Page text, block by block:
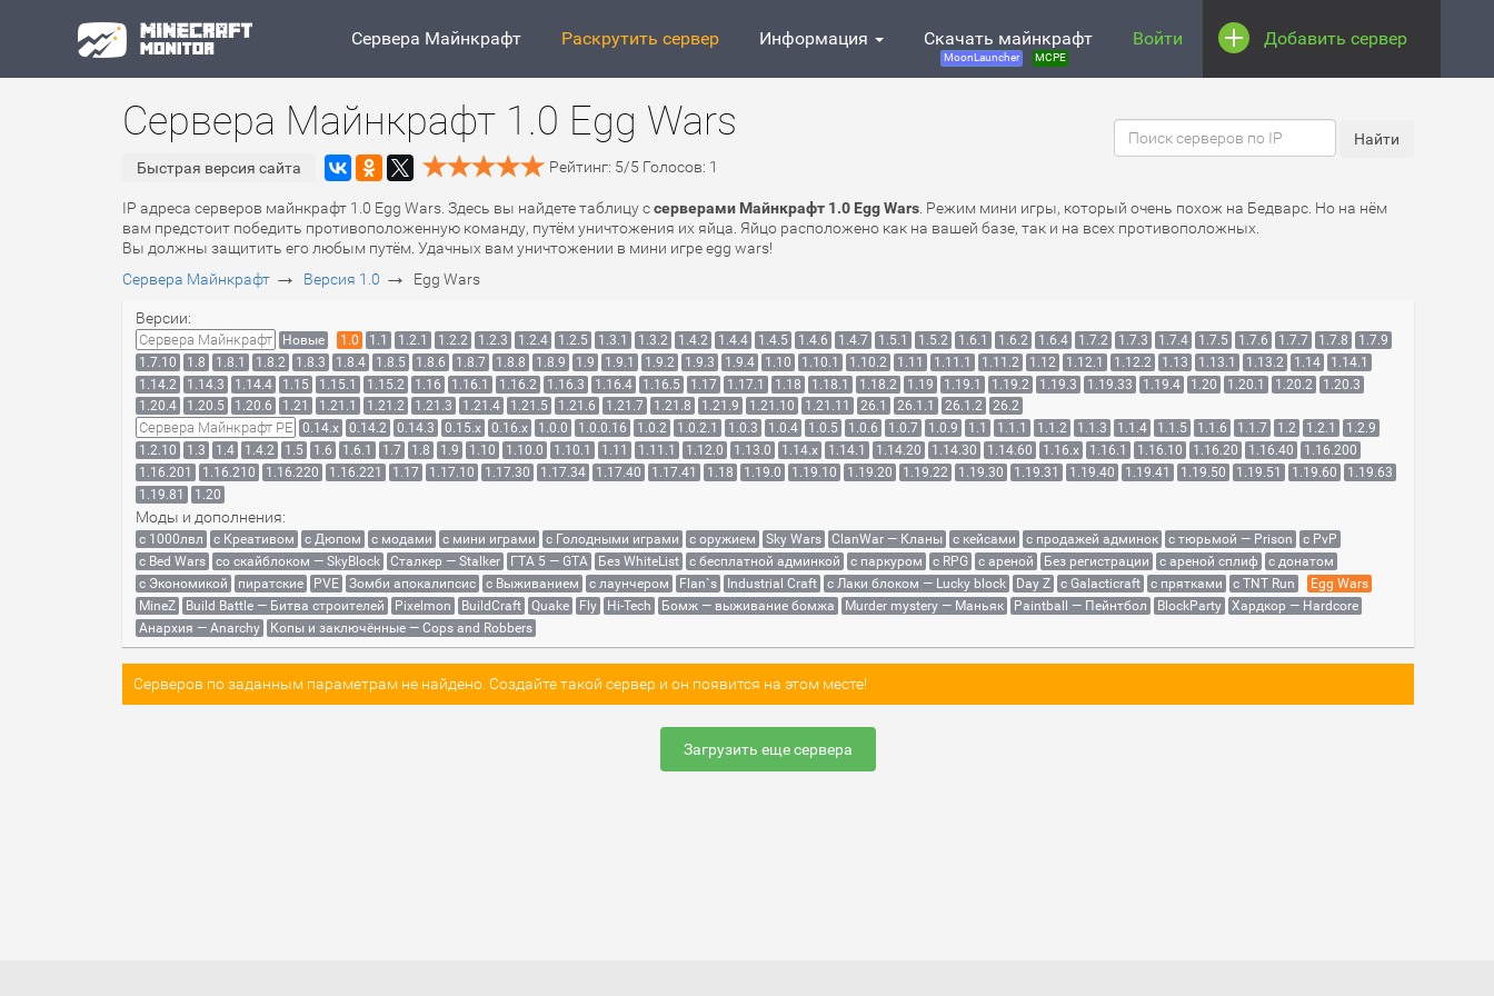
Сервера Майнкрафт Раскрутить сервер Информация Скачать майнкрафт
MoonLauncher MCPE
Войти Добавить сервер
Сервера Майнкрафт 1.0 Egg Wars
Быстрая версия сайта Рейтинг: 5/5 Голосов: 1
IP адреса серверов майнкрафт 1.0 Egg Wars. Здесь вы найдете таблицу ссерверами Майнкрафт 1.0 Egg Wars . Режим мини игры, который очень похож на Бедварс. Но на нём
вам предстоит победить противоположенную команду, путём уничтожения их яйца. Яйцо расположено как на вашей базе, так и на всех противоположных.
Вы должны защитить его любым путём. Удачных вам уничтожении в мини игре egg wars!
Сервера Майнкрафт → Версия 1.0 → Egg Wars
Версии:
Сервера Майнкрафт Новые 1.0 1.1 1.2.1 1.2.2 1.2.3 1.2.4 1.2.5 1.3.1 1.3.2 1.4.2 1.4.4 1.4.5 1.4.6 1.4.7 1.5.1 1.5.2 1.6.1 1.6.2 1.6.4 1.7.2 1.7.3 1.7.4 1.7.5 1.7.6 1.7.7 1.7.8
1.7.9
1.7.10
1.8 1.8.1 1.8.2 1.8.3 1.8.4 1.8.5 1.8.6 1.8.7 1.8.8 1.8.9 1.9 1.9.1 1.9.2 1.9.3 1.9.4 1.10 1.10.1 1.10.2 1.11 1.11.1 1.11.2 1.12 1.12.1 1.12.2 1.13 1.13.1 1.13.2 1.14
1.14.1
1.14.2
1.14.3 1.14.4 1.15 1.15.1 1.15.2 1.16 1.16.1 1.16.2 1.16.3 1.16.4 1.16.5 1.17 1.17.1 1.18 1.18.1 1.18.2 1.19 1.19.1 1.19.2 1.19.3 1.19.33 1.19.4 1.20 1.20.1 1.20.2
1.20.3
1.20.4
1.20.5 1.20.6 1.21 1.21.1 1.21.2 1.21.3 1.21.4 1.21.5 1.21.6 1.21.7 1.21.8 1.21.9 1.21.10 1.21.11 26.1 26.1.1 26.1.2 26.2
Сервера Майнкрафт PE 0.14.x 0.14.2 0.14.3 0.15.x 0.16.x 1.0.0 1.0.0.16 1.0.2 1.0.2.1 1.0.3 1.0.4 1.0.5 1.0.6 1.0.7 1.0.9 1.1 1.1.1 1.1.2 1.1.3 1.1.4 1.1.5 1.1.6 1.1.7 1.2 1.2.1
1.2.9
1.2.10
1.3 1.4 1.4.2 1.5 1.6 1.6.1 1.7 1.8 1.9 1.10 1.10.0 1.10.1 1.11 1.11.1 1.12.0 1.13.0 1.14.x 1.14.1 1.14.20 1.14.30 1.14.60 1.16.x 1.16.1 1.16.10 1.16.20 1.16.40
1.16.200
1.16.201
1.16.210 1.16.220 1.16.221 1.17 1.17.10 1.17.30 1.17.34 1.17.40 1.17.41 1.18 1.19.0 1.19.10 1.19.20 1.19.22 1.19.30 1.19.31 1.19.40 1.19.41 1.19.50 1.19.51 1.19.60
1.19.63
1.19.81
1.20
Моды и дополнения:
с 1000лвл c Креативом с Дюпом с модами с мини играми с Голодными играми с оружием Sky Wars ClanWar — Кланы с кейсами с продажей админок с тюрьмой — Prison
с PvP
с Bed Wars
со скайблоком — SkyBlock Сталкер — Stalker ГТА 5 — GTA Без WhiteList с бесплатной админкой с паркуром с RPG с ареной Без регистрации с ареной сплиф
с донатом
с Экономикой
пиратские PVE Зомби апокалипсис с Выживанием с лаунчером Flan`s Industrial Craft с Лаки блоком — Lucky block Day Z с Galacticraft с прятками с TNT Run
Egg Wars
MineZ
Build Battle — Битва строителей Pixelmon BuildCraft Quake Fly Hi-Tech Бомж — выживание бомжа Murder mystery — Маньяк Paintball — Пейнтбол BlockParty
Хардкор — Hardcore
Анархия — Anarchy
Копы и заключённые — Cops and Robbers
Серверов по заданным параметрам не найдено. Создайте такой сервер и он появится на этом месте!
Загрузить еще сервера